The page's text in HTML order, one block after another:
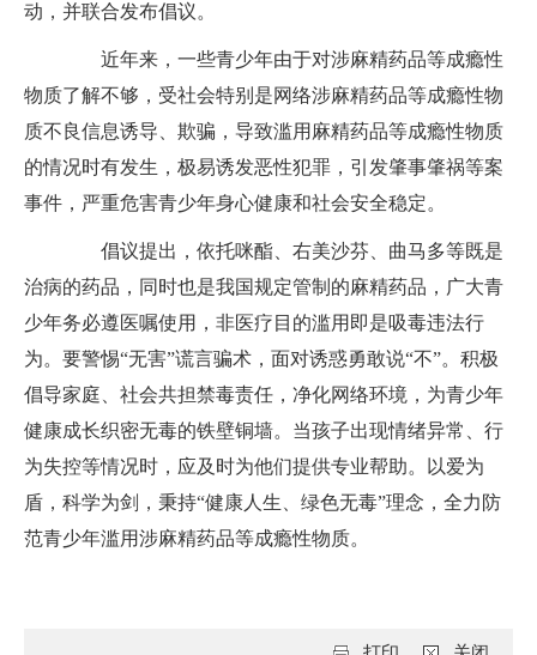
动，并联合发布倡议。
近年来，一些青少年由于对涉麻精药品等成瘾性
物质了解不够，受社会特别是网络涉麻精药品等成瘾性物
质不良信息诱导、欺骗，导致滥用麻精药品等成瘾性物质
的情况时有发生，极易诱发恶性犯罪，引发肇事肇祸等案
事件，严重危害青少年身心健康和社会安全稳定。
倡议提出，依托咪酯、右美沙芬、曲马多等既是
治病的药品，同时也是我国规定管制的麻精药品，广大青
少年务必遵医嘱使用，非医疗目的滥用即是吸毒违法行
为。要警惕“无害”谎言骗术，面对诱惑勇敢说“不”。积极
倡导家庭、社会共担禁毒责任，净化网络环境，为青少年
健康成长织密无毒的铁壁铜墙。当孩子出现情绪异常、行
为失控等情况时，应及时为他们提供专业帮助。以爱为
盾，科学为剑，秉持“健康人生、绿色无毒”理念，全力防
范青少年滥用涉麻精药品等成瘾性物质。